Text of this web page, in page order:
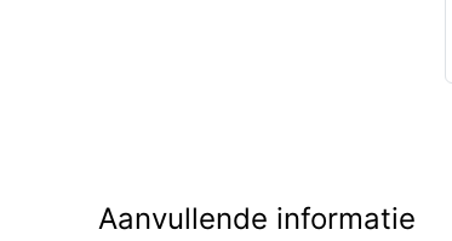
Aanvullende informatie